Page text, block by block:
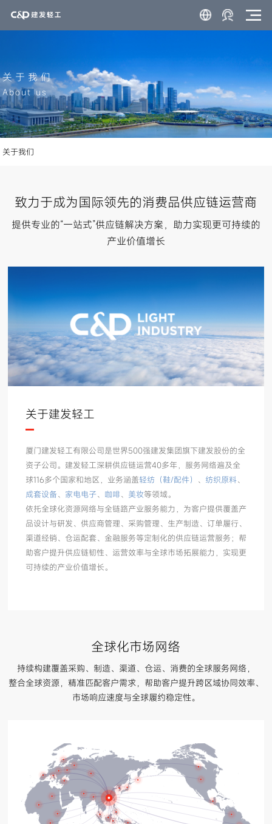
关于我们
About us
关于我们
致力于成为国际领先的消费品供应链运营商
提供专业的“一站式”供应链解决方案，助力实现更可持续的
产业价值增长
关于建发轻工
厦门建发轻工有限公司是世界500强建发集团旗下建发股份的全
资子公司。建发轻工深耕供应链运营40多年，服务网络遍及全
球116多个国家和地区，业务涵盖轻纺（鞋/配件） 、 纺织原料、
成套设备、 家电电子、 咖啡、 美妆等领域。
依托全球化资源网络与全链路产业服务能力，为客户提供覆盖产
品设计与研发、供应商管理、采购管理、生产制造、订单履行、
渠道经销、仓运配套、金融服务等定制化的供应链运营服务；帮
助客户提升供应链韧性、运营效率与全球市场拓展能力，实现更
可持续的产业价值增长。
全球化市场网络
持续构建覆盖采购、制造、渠道、仓运、消费的全球服务网络，
整合全球资源，精准匹配客户需求，帮助客户提升跨区域协同效率、
市场响应速度与全球履约稳定性。